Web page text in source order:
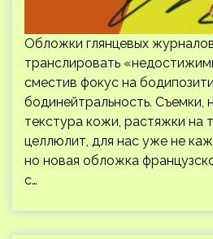
Обложки глянцевых
транслировать
сместив фокус на
бодинейтральность. Съемки,
текстура кожи, растяжки на
целлюлит, для нас уже не
но новая обложка
с…